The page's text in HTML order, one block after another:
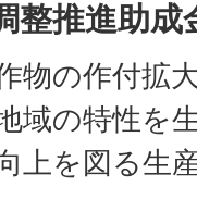
整推進助成
物の作付拡
域の特性を
上を図る生